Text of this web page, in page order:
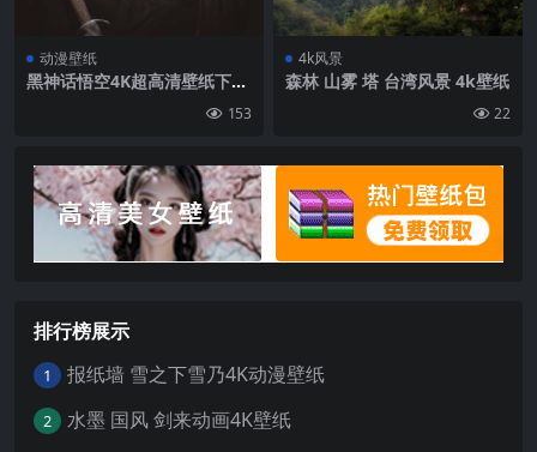
动漫壁纸
黑神话悟空4K超高清壁纸下载
153
4k风景
森林 山雾 塔 台湾风景 4k壁纸
22
排行榜展示
1 报纸墙 雪之下雪乃4K动漫壁纸
2 水墨 国风 剑来动画4K壁纸